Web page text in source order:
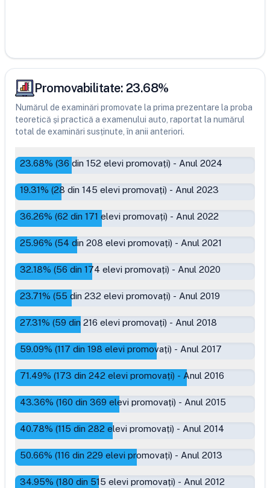
Promovabilitate: 23.68%
Numărul de examinări promovate la prima prezentare la proba
teoretică și practică a examenului auto, raportat la numărul
total de examinări susținute, în anii anteriori.
23.68% (36 din 152 elevi promovați) - Anul 2024
19.31% (28 din 145 elevi promovați) - Anul 2023
36.26% (62 din 171 elevi promovați) - Anul 2022
25.96% (54 din 208 elevi promovați) - Anul 2021
32.18% (56 din 174 elevi promovați) - Anul 2020
23.71% (55 din 232 elevi promovați) - Anul 2019
27.31% (59 din 216 elevi promovați) - Anul 2018
59.09% (117 din 198 elevi promovați) - Anul 2017
71.49% (173 din 242 elevi promovați) - Anul 2016
43.36% (160 din 369 elevi promovați) - Anul 2015
40.78% (115 din 282 elevi promovați) - Anul 2014
50.66% (116 din 229 elevi promovați) - Anul 2013
34.95% (180 din 515 elevi promovați) - Anul 2012